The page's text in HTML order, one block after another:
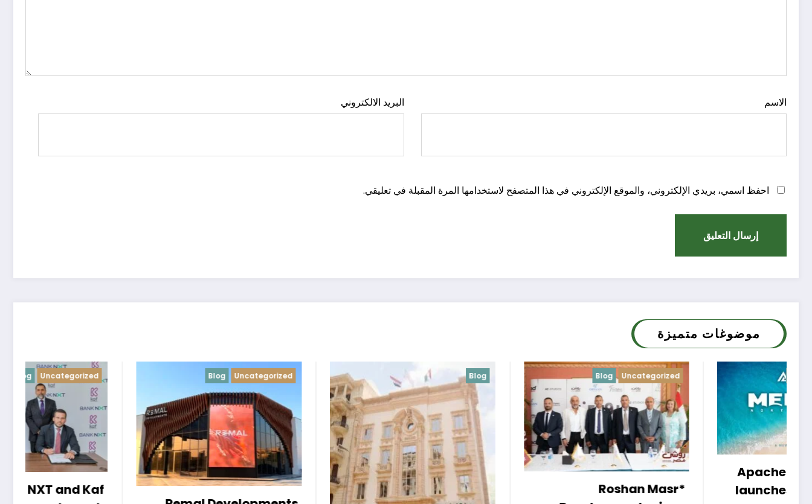
الاسم البريد الالكتروني
احفظ اسمي، بريدي الإلكتروني، والموقع الإلكتروني في هذا المتصفح لاستخدامها المرة المقبلة في تعليقي.
موضوغات متميزة
Blog Blog Blog Uncategorized
*Roshan Masr
Blog Uncategorized
Apache Developments
launches Mersea North